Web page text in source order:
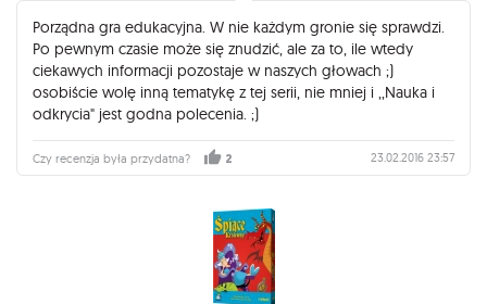
Porządna gra edukacyjna. W nie każdym gronie się sprawdzi.
Po pewnym czasie może się znudzić, ale za to, ile wtedy
ciekawych informacji pozostaje w naszych głowach ;)
osobiście wolę inną tematykę z tej serii, nie mniej i ,,Nauka i
odkrycia" jest godna polecenia. ;)
Czy recenzja była przydatna? 2 23.02.2016 23:57